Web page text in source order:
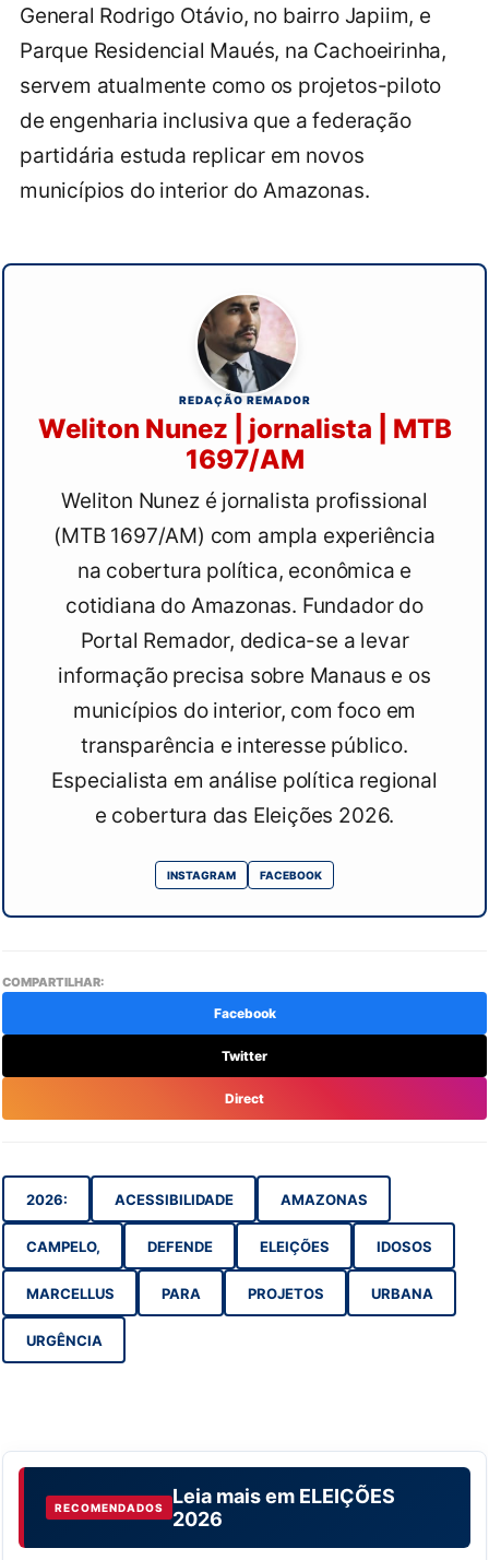
General Rodrigo Otávio, no bairro Japiim, e
Parque Residencial Maués, na Cachoeirinha,
servem atualmente como os projetos-piloto
de engenharia inclusiva que a federação
partidária estuda replicar em novos
municípios do interior do Amazonas.
REDAÇÃO REMADOR
Weliton Nunez | jornalista | MTB
1697/AM
Weliton Nunez é jornalista profissional
(MTB 1697/AM) com ampla experiência
na cobertura política, econômica e
cotidiana do Amazonas. Fundador do
Portal Remador, dedica-se a levar
informação precisa sobre Manaus e os
municípios do interior, com foco em
transparência e interesse público.
Especialista em análise política regional
e cobertura das Eleições 2026.
INSTAGRAM FACEBOOK
COMPARTILHAR:
Facebook
Twitter
Direct
2026: ACESSIBILIDADE AMAZONAS
CAMPELO, DEFENDE ELEIÇÕES IDOSOS
MARCELLUS PARA PROJETOS URBANA
URGÊNCIA
RECOMENDADOS Leia mais em ELEIÇÕES
2026